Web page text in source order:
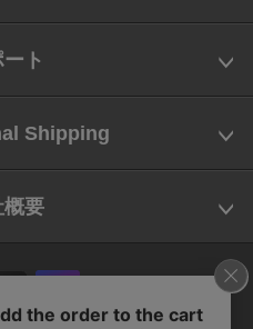
ト
Shipping
概要